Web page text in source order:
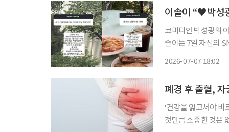
이솔이 “♥박성
코미디언 박성광의
솔이는 7일 자신의 SNS를 통
2026-07-07 18:02
‘건강을 잃고서야
것만큼 소중한 것은